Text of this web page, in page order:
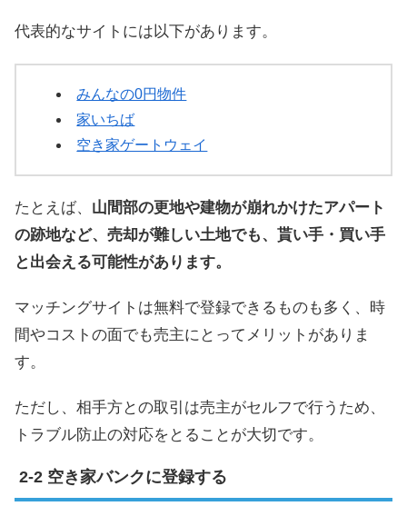
代表的なサイトには以下があります。
みんなの0円物件
家いちば
空き家ゲートウェイ
たとえば、 山間部の更地や建物が崩れかけたアパート
の跡地など、売却が難しい土地でも、貰い手・買い手
と出会える可能性があります。
マッチングサイトは無料で登録できるものも多く、時
間やコストの面でも売主にとってメリットがありま
す。
ただし、相手方との取引は売主がセルフで行うため、
トラブル防止の対応をとることが大切です。
空き家バンクに登録する